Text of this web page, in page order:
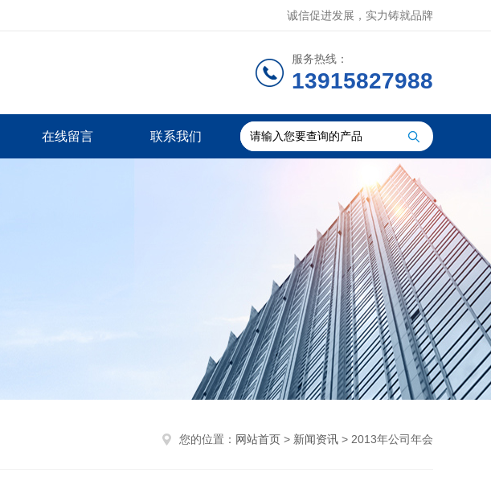
诚信促进发展，实力铸就品牌
服务热线：
13915827988
在线留言 联系我们
您的位置： 网站首页 > 新闻资讯 > 2013年公司年会